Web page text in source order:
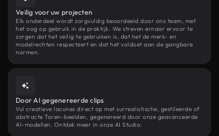
Veilig voor uw projecten
Elk onderdeel wordt zorgvuldig beoordeeld door ons team, met
het oog op gebruik in de praktijk. We streven ernaar ervoor te
zorgen dat het veilig te gebruiken is, dat het de merk- en
modelrechten respecteert en dat het voldoet aan de gangbare
normen.
Door AI gegenereerde clips
Vul creatieve lacunes direct op met surrealistische, gestileerde of
abstracte Toren-beelden, gegenereerd door onze geavanceerde
AI-modellen. Ontdek meer in onze AI Studio.